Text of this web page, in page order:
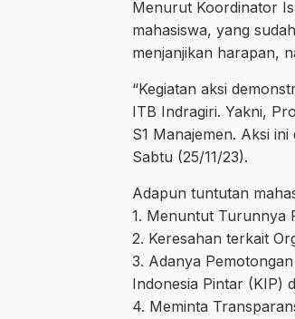
Menurut Koordinator
mahasiswa, yang
menjanjikan harapan,
“Kegiatan aksi
ITB Indragiri. Yakni,
S1 Manajemen. Aksi
Sabtu (25/11/23).
Adapun tuntutan
1. Menuntut Turunnya
2. Keresahan terkait
3. Adanya
Indonesia Pintar (KIP)
4. Meminta